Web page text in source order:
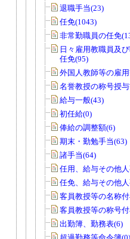
退職手当(23)
任免(1043)
非常勤職員の任免
日々雇用教職員及
任免(95)
外国人教師等の雇用
名誉教授の称号授
給与一般(43)
初任給(0)
俸給の調整額(6)
期末・勤勉手当(63)
諸手当(64)
任用、給与その他
任免、給与その他
客員教授等の名称付
客員教授等の称号付
出勤簿、勤務表(6)